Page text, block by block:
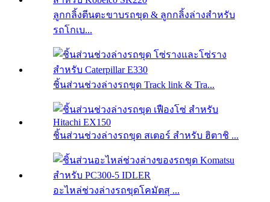
ลูกกลิ้งตีนตะขาบรถขุด & ลูกกลิ้งล่างสำหรับ
รถโกเบ...
ชิ้นส่วนช่วงล่างรถขุด Track link & Tra...
ชิ้นส่วนช่วงล่างรถขุด สเตอร์ สำหรับ ฮิตาชิ ...
อะไหล่ช่วงล่างรถขุดโคมัตสุ ...